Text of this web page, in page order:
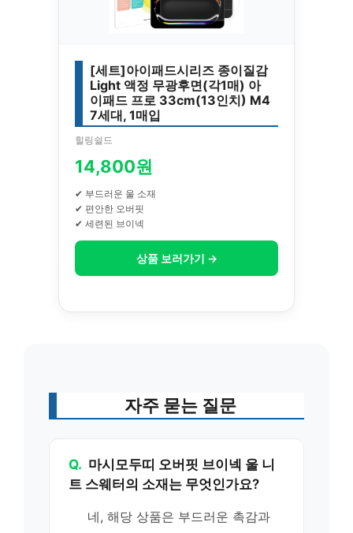
[세트]아이패드시리즈 종이질감
Light 액정 무광후면(각1매) 아
이패드 프로 33cm(13인치) M4
7세대, 1매입
힐링쉴드
14,800원
✔ 부드러운 울 소재
✔ 편안한 오버핏
✔ 세련된 브이넥
상품 보러가기 →
자주 묻는 질문
Q. 마시모두띠 오버핏 브이넥 울 니
트 스웨터의 소재는 무엇인가요?
네, 해당 상품은 부드러운 촉감과